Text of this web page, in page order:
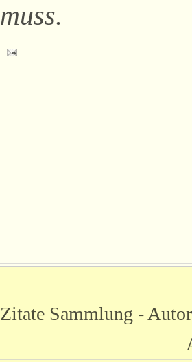
muss.
Zitate Sammlung -